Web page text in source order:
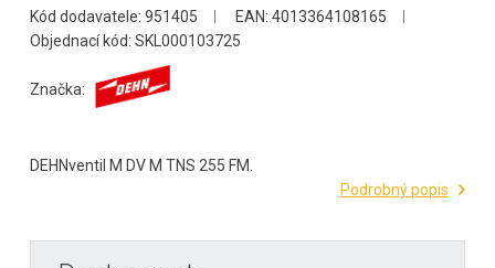
Kód dodavatele: 951405
EAN: 4013364108165
Objednací kód: SKL000103725
Značka:
DEHNventil M DV M TNS 255 FM.
Podrobný popis